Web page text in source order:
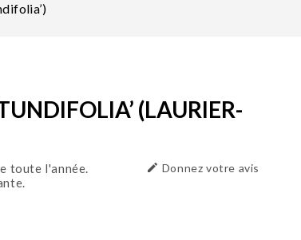
(LAURIER-
 Donnez votre avis
toute l'année.